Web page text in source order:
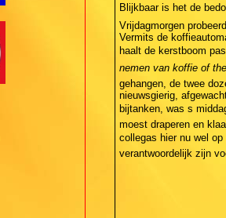
Blijkbaar is het de
Vrijdagmorgen
Vermits de
haalt de kerstboom
nemen van koffie of
gehangen, de twee
nieuwsgierig,
bijtanken, was s
moest draperen en
collegas hier nu wel
verantwoordelijk zijn